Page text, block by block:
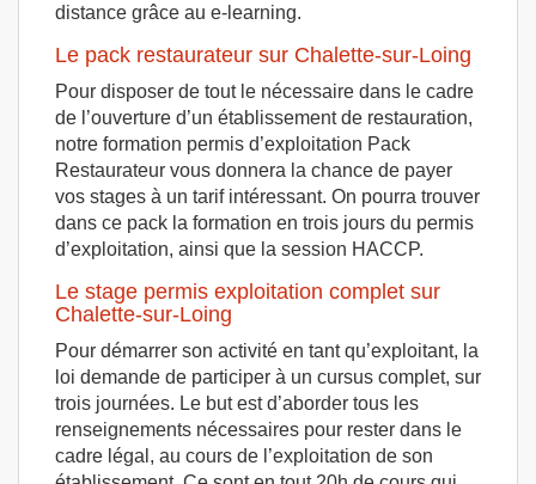
distance grâce au e-learning.
Le pack restaurateur sur Chalette-sur-Loing
Pour disposer de tout le nécessaire dans le cadre
de l’ouverture d’un établissement de restauration,
notre formation permis d’exploitation Pack
Restaurateur vous donnera la chance de payer
vos stages à un tarif intéressant. On pourra trouver
dans ce pack la formation en trois jours du permis
d’exploitation, ainsi que la session HACCP.
Le stage permis exploitation complet sur
Chalette-sur-Loing
Pour démarrer son activité en tant qu’exploitant, la
loi demande de participer à un cursus complet, sur
trois journées. Le but est d’aborder tous les
renseignements nécessaires pour rester dans le
cadre légal, au cours de l’exploitation de son